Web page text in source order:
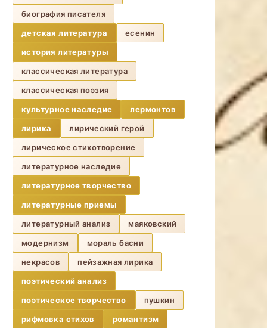
биография писателя
детская литература
есенин
история литературы
классическая литература
классическая поэзия
культурное наследие
лермонтов
лирика
лирический герой
лирическое стихотворение
литературное наследие
литературное творчество
литературные приемы
литературный анализ
маяковский
модернизм
мораль басни
некрасов
пейзажная лирика
поэтический анализ
поэтическое творчество
пушкин
рифмовка стихов
романтизм